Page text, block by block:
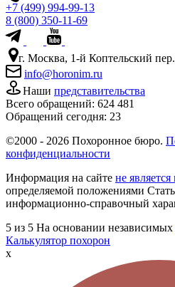
+7 (499) 994-99-13
8 (800) 350-11-69
г. Москва, 1-й Коптельский
info@horonim.ru
Наши представительства
Всего обращений: 624 481
Обращений сегодня: 23
©2000 - 2026 Похоронное бюро.
конфиденциальности
Информация на сайте не
определяемой положениями
информационно-справочный
5 из 5 На основании независимых
Калькулятор похорон
x